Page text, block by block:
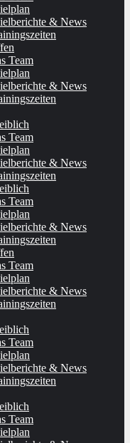
& News
Team
& News
Team
& News
Team
& News
Team
& News
Team
& News
Team